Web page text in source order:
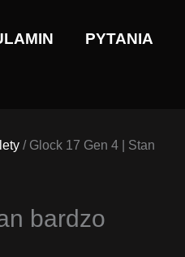
PYTANIA
/ Glock 17 Gen 4 | Stan
bardzo